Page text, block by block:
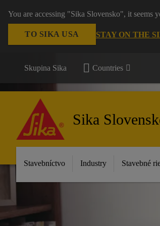
You are accessing "Sika Slovensko", it seems
TO SIKA USA STAY ON THE
Skupina Sika Countries
Sika
Stavebníctvo Industry Stavebné